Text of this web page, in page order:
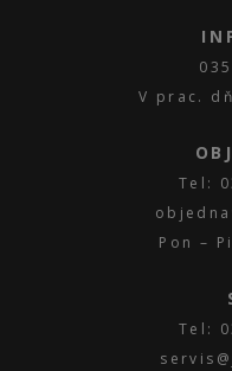
V prac.
Tel:
Pon –
Tel: